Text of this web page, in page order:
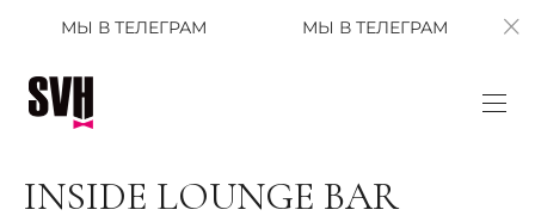
В ТЕЛЕГРАМ МЫ В ТЕЛЕГРАМ МЫ В
INSIDE LOUNGE BAR